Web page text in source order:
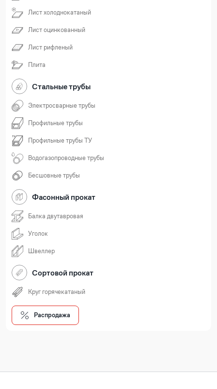
Лист холоднокатаный
Лист оцинкованный
Лист рифленый
Плита
Стальные трубы
Электросварные трубы
Профильные трубы
Профильные трубы ТУ
Водогазопроводные трубы
Бесшовные трубы
Фасонный прокат
Балка двутавровая
Уголок
Швеллер
Сортовой прокат
Круг горячекатаный
Распродажа